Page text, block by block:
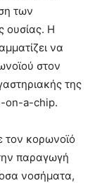
των
ουσίας. Η
να
στον
της
on-a-chip.
τον κορωνοϊό
παραγωγή
νοσήματα,